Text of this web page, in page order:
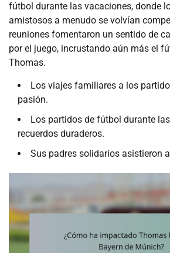
fútbol durante las vacaciones, donde
amistosos a menudo se volvían
reuniones fomentaron un sentido de
por el juego, incrustando aún más el
Thomas.
Los viajes familiares a los
pasión.
Los partidos de fútbol durante
recuerdos duraderos.
Sus padres solidarios asistieron